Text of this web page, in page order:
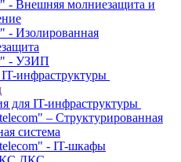
- Внешняя молниезащита и
- Изолированная
- УЗИП
инфраструктуры
для IT-инфраструктуры
– Структурированная
система
- IT-шкафы